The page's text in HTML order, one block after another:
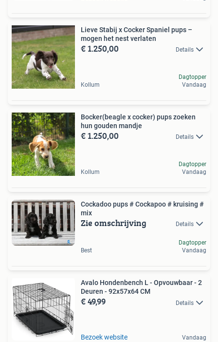
Lieve Stabij x Cocker Spaniel pups –
mogen het nest verlaten
€ 1.250,00 Details
Kollum
Dagtopper
Vandaag
Bocker(beagle x cocker) pups zoeken
hun gouden mandje
€ 1.250,00 Details
Kollum
Dagtopper
Vandaag
Cockadoo pups # Cockapoo # kruising #
mix
Zie omschrijving Details
Best
Dagtopper
Vandaag
Avalo Hondenbench L - Opvouwbaar - 2
Deuren - 92x57x64 CM
€ 49,99 Details
Bezoek website Vandaag